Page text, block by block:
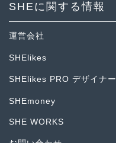
SHEに関する情報
運営会社
SHElikes
SHElikes PRO デザイナー
SHEmoney
SHE WORKS